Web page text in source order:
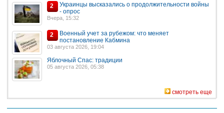
2
Украинцы высказались о продолжительности войны
- опрос
Вчера, 15:32
2
Военный учет за рубежом: что меняет
постановление Кабмина
03 августа 2026, 19:04
Яблочный Спас: традиции
05 августа 2026, 05:38
смотреть еще